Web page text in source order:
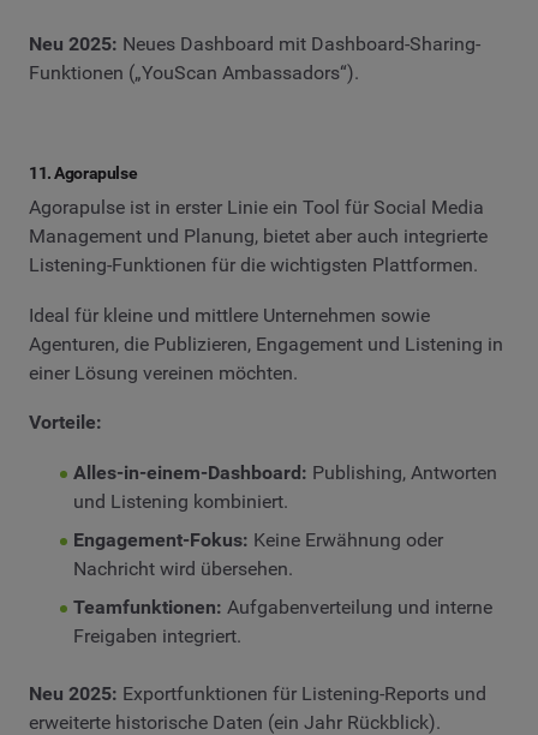
Neu 2025: Neues Dashboard mit Dashboard-Sharing-
Funktionen („YouScan Ambassadors“).
11. Agorapulse
Agorapulse ist in erster Linie ein Tool für Social Media
Management und Planung, bietet aber auch integrierte
Listening-Funktionen für die wichtigsten Plattformen.
Ideal für kleine und mittlere Unternehmen sowie
Agenturen, die Publizieren, Engagement und Listening in
einer Lösung vereinen möchten.
Vorteile:
Alles-in-einem-Dashboard: Publishing, Antworten
und Listening kombiniert.
Engagement-Fokus: Keine Erwähnung oder
Nachricht wird übersehen.
Teamfunktionen: Aufgabenverteilung und interne
Freigaben integriert.
Neu 2025: Exportfunktionen für Listening-Reports und
erweiterte historische Daten (ein Jahr Rückblick).